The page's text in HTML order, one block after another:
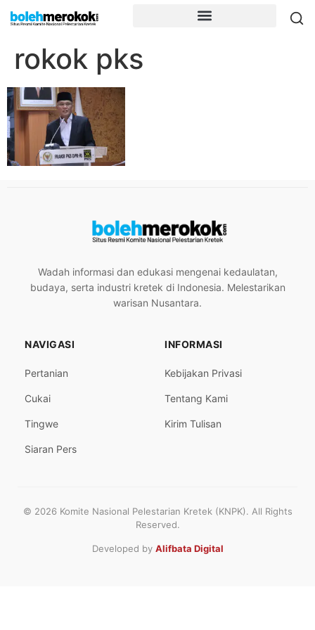
rokok pks
Wadah informasi dan edukasi mengenai kedaulatan,
budaya, serta industri kretek di Indonesia. Melestarikan
warisan Nusantara.
NAVIGASI
Pertanian
Cukai
Tingwe
Siaran Pers
INFORMASI
Kebijakan Privasi
Tentang Kami
Kirim Tulisan
© 2026 Komite Nasional Pelestarian Kretek (KNPK). All Rights
Reserved.
Developed by Alifbata Digital